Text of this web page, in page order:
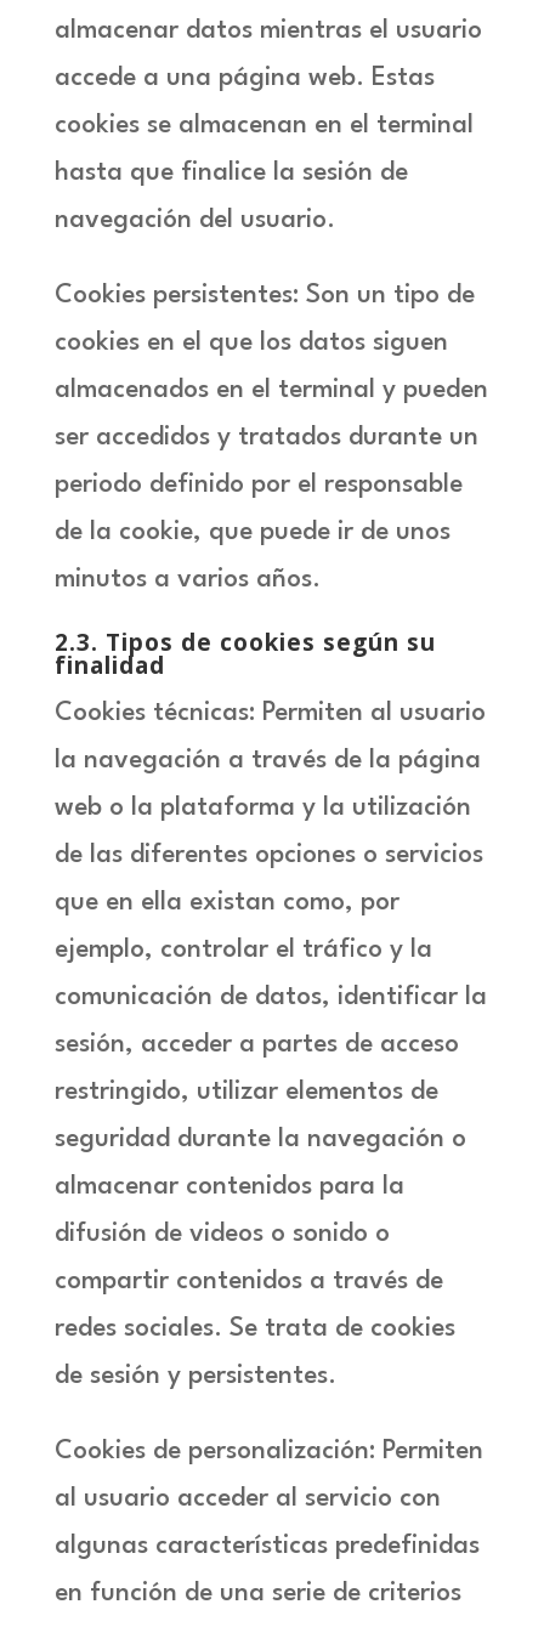
almacenar datos mientras el usuario
accede a una página web. Estas
cookies se almacenan en el terminal
hasta que finalice la sesión de
navegación del usuario.
Cookies persistentes: Son un tipo de
cookies en el que los datos siguen
almacenados en el terminal y pueden
ser accedidos y tratados durante un
periodo definido por el responsable
de la cookie, que puede ir de unos
minutos a varios años.
2.3. Tipos de cookies según su
finalidad
Cookies técnicas: Permiten al usuario
la navegación a través de la página
web o la plataforma y la utilización
de las diferentes opciones o servicios
que en ella existan como, por
ejemplo, controlar el tráfico y la
comunicación de datos, identificar la
sesión, acceder a partes de acceso
restringido, utilizar elementos de
seguridad durante la navegación o
almacenar contenidos para la
difusión de videos o sonido o
compartir contenidos a través de
redes sociales. Se trata de cookies
de sesión y persistentes.
Cookies de personalización: Permiten
al usuario acceder al servicio con
algunas características predefinidas
en función de una serie de criterios